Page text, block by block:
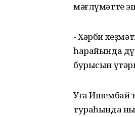
мәғлүмәтте
- Хәрби
һарайында
бурысын
Уға Ишембай
тураһында